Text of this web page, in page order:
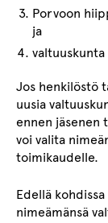
Porvoon
ja
valtuuskunta
Jos henkilöstö
uusia
ennen jäsenen
voi valita
toimikaudelle.
Edellä
nimeämänsä